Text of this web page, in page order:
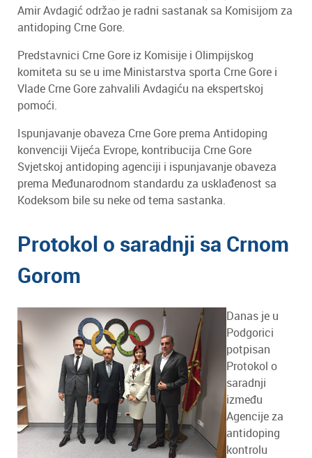
Amir Avdagić održao je radni sastanak sa Komisijom za
antidoping Crne Gore.
Predstavnici Crne Gore iz Komisije i Olimpijskog
komiteta su se u ime Ministarstva sporta Crne Gore i
Vlade Crne Gore zahvalili Avdagiću na ekspertskoj
pomoći.
Ispunjavanje obaveza Crne Gore prema Antidoping
konvenciji Vijeća Evrope, kontribucija Crne Gore
Svjetskoj antidoping agenciji i ispunjavanje obaveza
prema Međunarodnom standardu za usklađenost sa
Kodeksom bile su neke od tema sastanka.
Protokol o saradnji sa Crnom
Gorom
Danas je u
Podgorici
potpisan
Protokol o
saradnji
između
Agencije za
antidoping
kontrolu